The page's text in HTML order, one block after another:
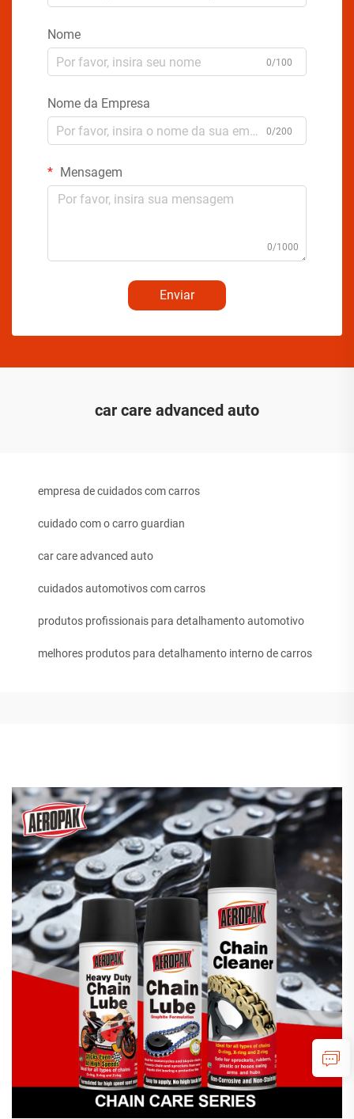
Nome
0/100
Nome da Empresa
0/200
Mensagem
0/1000
Enviar
car care advanced auto
empresa de cuidados com carros
cuidado com o carro guardian
car care advanced auto
cuidados automotivos com carros
produtos profissionais para detalhamento automotivo
melhores produtos para detalhamento interno de carros